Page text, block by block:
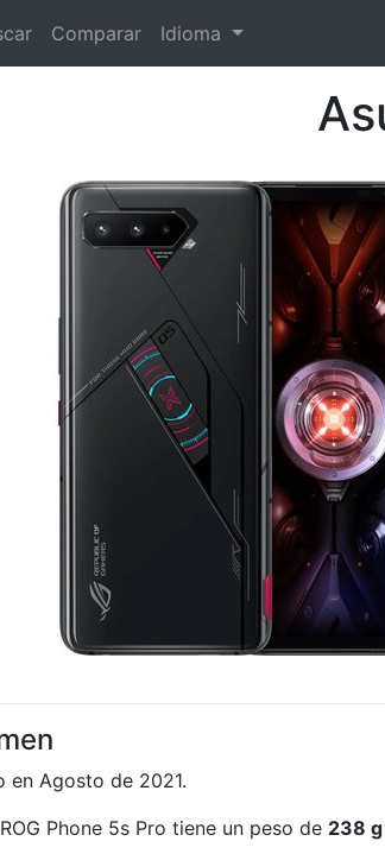
Comparar Idioma
en Agosto de 2021.
Phone 5s Pro tiene un peso de 238 g